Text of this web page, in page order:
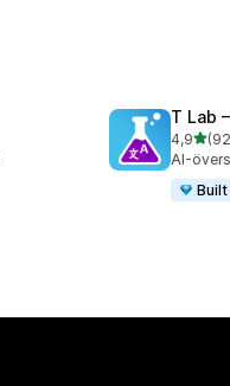
T Lab
4,9av 5
922
AI-